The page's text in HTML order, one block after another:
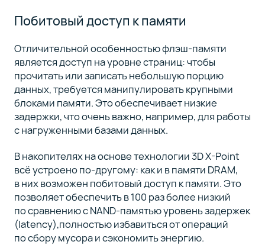
Побитовый доступ к памяти
Отличительной особенностью флэш-памяти
является доступ на уровне страниц: чтобы
прочитать или записать небольшую порцию
данных, требуется манипулировать крупными
блоками памяти. Это обеспечивает низкие
задержки, что очень важно, например, для работы
с нагруженными базами данных.
В накопителях на основе технологии 3D X-Point
всё устроено по-другому: как и в памяти DRAM,
в них возможен побитовый доступ к памяти. Это
позволяет обеспечить в 100 раз более низкий
по сравнению с NAND-памятью уровень задержек
(latency),полностью избавиться от операций
по сбору мусора и сэкономить энергию.